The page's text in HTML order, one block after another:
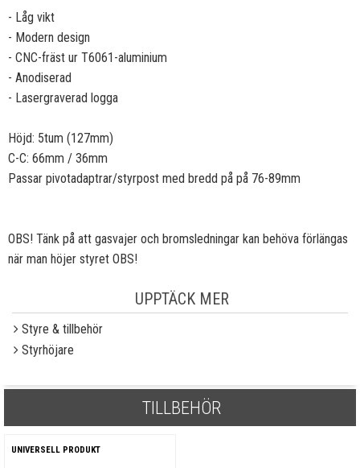
- Låg vikt
- Modern design
- CNC-fräst ur T6061-aluminium
- Anodiserad
- Lasergraverad logga
Höjd: 5tum (127mm)
C-C: 66mm / 36mm
Passar pivotadaptrar/styrpost med bredd på på 76-89mm
OBS! Tänk på att gasvajer och bromsledningar kan behöva förlängas
när man höjer styret OBS!
UPPTÄCK MER
Styre & tillbehör
Styrhöjare
TILLBEHÖR
UNIVERSELL PRODUKT